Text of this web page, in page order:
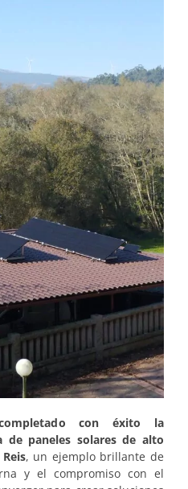
con éxito la
de paneles solares de alto
, un ejemplo brillante de
y el compromiso con el